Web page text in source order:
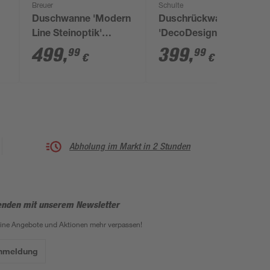
Breuer
Duschwanne 'Modern
Line Steinoptik'
Mineralguss
steingrau 100 x 100 x
499,99 €
Schulte
Duschrückwand
'DecoDesign' Dekor
Putzoptik-Beige 100 x
255 cm
399,99 €
Abholung im Markt in 2 Stunden
mit unserem Newsletter
Angebote und Aktionen mehr verpassen!